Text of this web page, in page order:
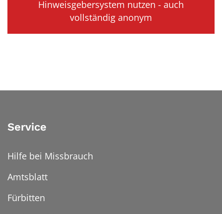
Hinweisgebersystem nutzen - auch
vollständig anonym
Service
Hilfe bei Missbrauch
Amtsblatt
Fürbitten